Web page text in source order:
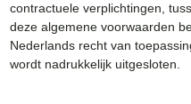
contractuele verplichtingen,
deze algemene voorwaarden
Nederlands recht van
wordt nadrukkelijk uitgesloten.